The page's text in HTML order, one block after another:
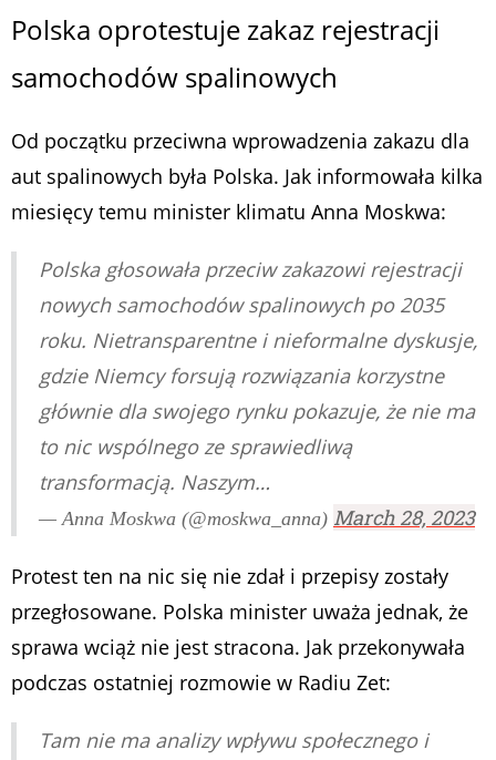
Polska oprotestuje zakaz rejestracji
samochodów spalinowych
Od początku przeciwna wprowadzenia zakazu dla
aut spalinowych była Polska. Jak informowała kilka
miesięcy temu minister klimatu Anna Moskwa:
Polska głosowała przeciw zakazowi rejestracji
nowych samochodów spalinowych po 2035
roku. Nietransparentne i nieformalne dyskusje,
gdzie Niemcy forsują rozwiązania korzystne
głównie dla swojego rynku pokazuje, że nie ma
to nic wspólnego ze sprawiedliwą
transformacją. Naszym…
— Anna Moskwa (@moskwa_anna) March 28, 2023
Protest ten na nic się nie zdał i przepisy zostały
przegłosowane. Polska minister uważa jednak, że
sprawa wciąż nie jest stracona. Jak przekonywała
podczas ostatniej rozmowie w Radiu Zet:
Tam nie ma analizy wpływu społecznego i